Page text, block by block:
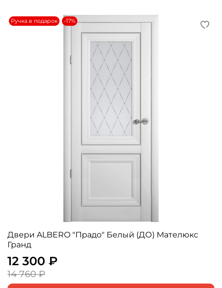
Ручка в подарок -17%
Двери ALBERO "Прадо" Белый (ДО) Мателюкс
Гранд
12 300 ₽
14 760 ₽